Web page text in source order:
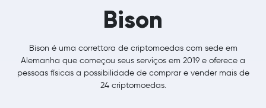
Bison
Bison é uma correttora de criptomoedas com sede em
Alemanha que começou seus serviços em 2019 e oferece a
pessoas físicas a possibilidade de comprar e vender mais de
24 criptomoedas.